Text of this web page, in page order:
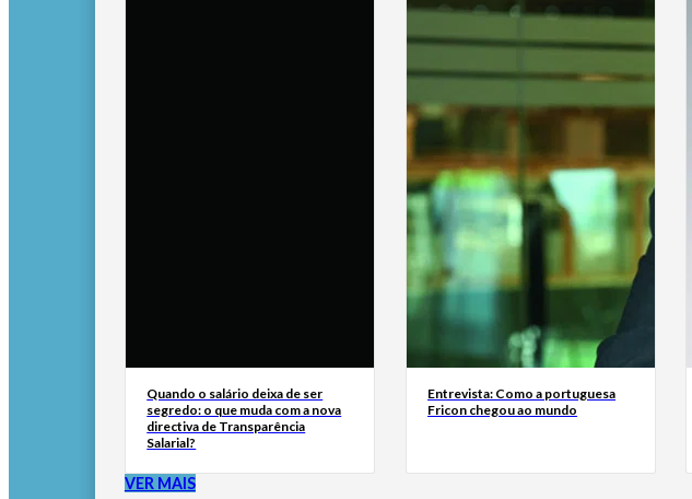
Quando o salário deixa de ser
segredo: o que muda com a nova
directiva de Transparência
Salarial?
Entrevista: Como a portuguesa
Fricon chegou ao mundo
VER MAIS